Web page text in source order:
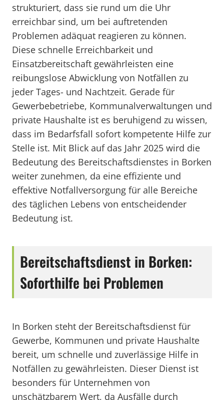
strukturiert, dass sie rund um die Uhr
erreichbar sind, um bei auftretenden
Problemen adäquat reagieren zu können.
Diese schnelle Erreichbarkeit und
Einsatzbereitschaft gewährleisten eine
reibungslose Abwicklung von Notfällen zu
jeder Tages- und Nachtzeit. Gerade für
Gewerbebetriebe, Kommunalverwaltungen und
private Haushalte ist es beruhigend zu wissen,
dass im Bedarfsfall sofort kompetente Hilfe zur
Stelle ist. Mit Blick auf das Jahr 2025 wird die
Bedeutung des Bereitschaftsdienstes in Borken
weiter zunehmen, da eine effiziente und
effektive Notfallversorgung für alle Bereiche
des täglichen Lebens von entscheidender
Bedeutung ist.
Bereitschaftsdienst in Borken:
Soforthilfe bei Problemen
In Borken steht der Bereitschaftsdienst für
Gewerbe, Kommunen und private Haushalte
bereit, um schnelle und zuverlässige Hilfe in
Notfällen zu gewährleisten. Dieser Dienst ist
besonders für Unternehmen von
unschätzbarem Wert, da Ausfälle durch